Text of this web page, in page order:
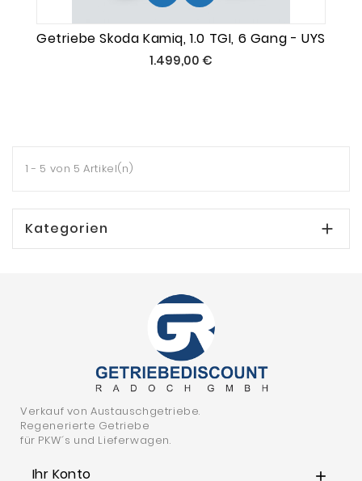
Getriebe Skoda Kamiq, 1.0 TGI, 6 Gang - UYS
1.499,00 €
1 - 5 von 5 Artikel(n)
Kategorien 
Verkauf von Austauschgetriebe.
Regenerierte Getriebe
für PKW´s und Lieferwagen.
Ihr Konto 